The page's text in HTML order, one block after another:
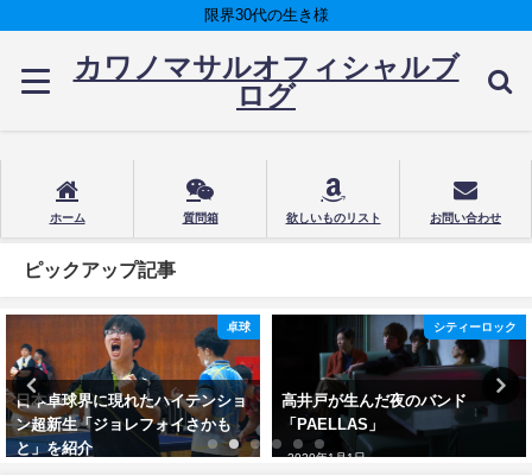
限界30代の生き様
カワノマサルオフィシャルブ
ログ
ホーム 質問箱 欲しいものリスト お問い合わせ
ピックアップ記事
卓球
日本卓球界に現れたハイテンショ
ン超新生「ジョレフォイさかも
と」を紹介
シティーロック
高井戸が生んだ夜のバンド
「PAELLAS」
2020年1月1日